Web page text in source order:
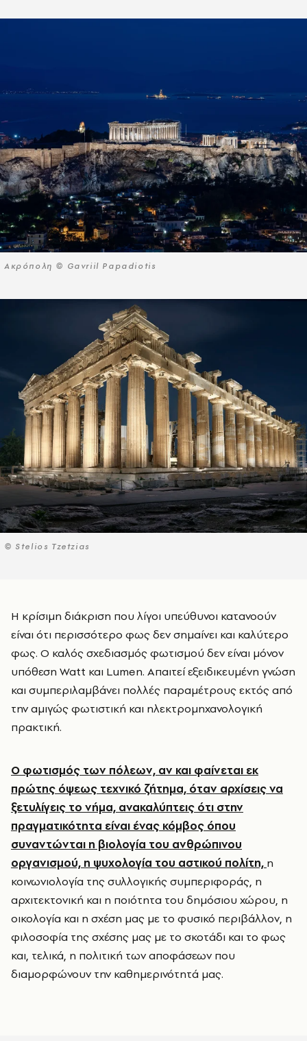
Ακρόπολη © Gavriil Papadiotis
© Stelios Tzetzias
Η κρίσιμη διάκριση που λίγοι υπεύθυνοι κατανοούν
είναι ότι περισσότερο φως δεν σημαίνει και καλύτερο
φως. Ο καλός σχεδιασμός φωτισμού δεν είναι μόνον
υπόθεση Watt και Lumen. Απαιτεί εξειδικευμένη γνώση
και συμπεριλαμβάνει πολλές παραμέτρους εκτός από
την αμιγώς φωτιστική και ηλεκτρομηχανολογική
πρακτική.
Ο φωτισμός των πόλεων, αν και φαίνεται εκ
πρώτης όψεως τεχνικό ζήτημα, όταν αρχίσεις να
ξετυλίγεις το νήμα, ανακαλύπτεις ότι στην
πραγματικότητα είναι ένας κόμβος όπου
συναντώνται η βιολογία του ανθρώπινου
οργανισμού, η ψυχολογία του αστικού πολίτη, η
κοινωνιολογία της συλλογικής συμπεριφοράς, η
αρχιτεκτονική και η ποιότητα του δημόσιου χώρου, η
οικολογία και η σχέση μας με το φυσικό περιβάλλον, η
φιλοσοφία της σχέσης μας με το σκοτάδι και το φως
και, τελικά, η πολιτική των αποφάσεων που
διαμορφώνουν την καθημερινότητά μας.